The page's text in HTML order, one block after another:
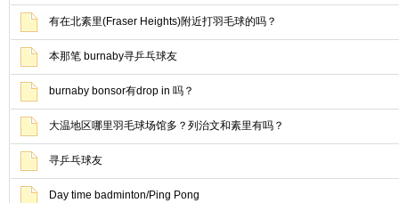
有在北素里(Fraser Heights)附近打羽毛球的吗？
本那笔 burnaby寻乒乓球友
burnaby bonsor有drop in 吗？
大温地区哪里羽毛球场馆多？列治文和素里有吗？
寻乒乓球友
Day time badminton/Ping Pong